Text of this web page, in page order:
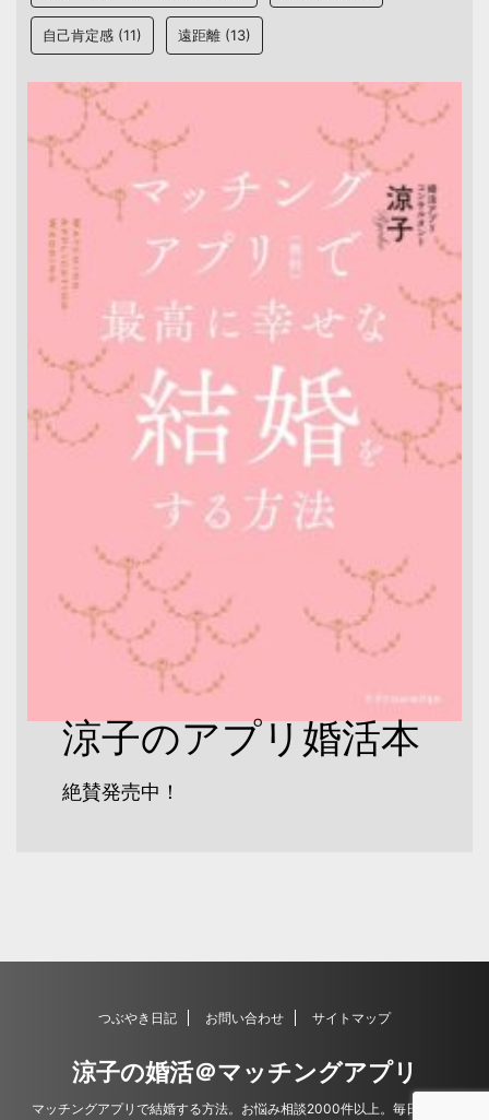
自己肯定感 (11) 遠距離 (13)
涼子のアプリ婚活本
絶賛発売中！
つぶやき日記 お問い合わせ サイトマップ
涼子の婚活＠マッチングアプリ
マッチングアプリで結婚する方法。お悩み相談2000件以上。毎日更新。